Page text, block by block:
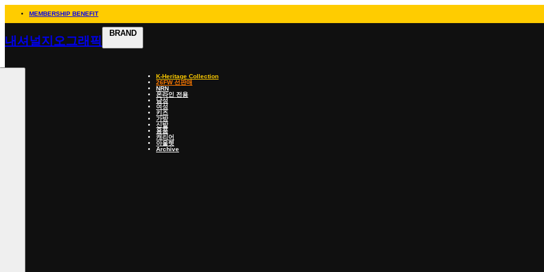
MEMBERSHIP BENEFIT
내셔널지오그래픽
BRAND
K-Heritage Collection
26FW 선판매
NRN
온라인 전용
남성
여성
키즈
가방
신발
용품
캐리어
아울렛
Archive